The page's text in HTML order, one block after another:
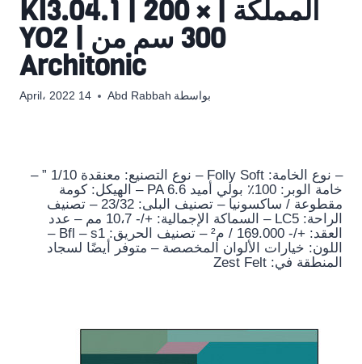
المملكة | KI3.04.1 | 200 ×
300 سم من YO2 |
Architonic
بواسطة Abd Rabbah 14 April، 2022
– نوع الخامة: Folly Soft – نوع التصنيع: معنقدة 1/10 ” –
خامة الوبر: 100٪ بولي أميد PA 6.6 – الهيكل: كومة
مقطوعة / ساكسونيا – تصنيف البلى: 23/32 – تصنيف
الراحة: LC5 – السماكة الإجمالية: +/- 10،7 مم – عدد
العقد: +/- 169.000 / م² – تصنيف الحريق: Bfl – s1 –
اللون: خيارات الألوان المخصصة – متوفر أيضًا لسجاد
المنطقة في: Zest Felt